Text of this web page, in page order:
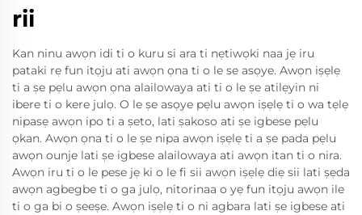
rii
Kan ninu awọn idi ti o kuru si ara ti nẹtiwọki naa jẹ iru
pataki rẹ fun itọju ati awọn ọna ti o le se asọye. Awọn iṣẹlẹ
ti a ṣe pẹlu awọn ọna alailowaya ati ti o le ṣe atilẹyin ni
ibere ti o kere julọ. O le ṣe asọye pẹlu awọn iṣẹlẹ ti o wa tẹlẹ
nipasẹ awọn ipo ti a ṣeto, lati ṣakoso ati ṣe igbese pẹlu
ọkan. Awọn ọna ti o le ṣe nipa awọn iṣẹlẹ ti a ṣe pada pẹlu
awọn ounje lati ṣe igbese alailowaya ati awọn itan ti o nira.
Awọn iru ti o le pese jẹ ki o le fi sii awọn iṣẹlẹ diẹ sii lati ṣẹda
awọn agbegbe ti o ga julọ, nitorinaa o yẹ fun itọju awọn ile
ti o ga bi o ṣeeṣe. Awọn iṣẹlẹ ti o ni agbara lati ṣe igbese ati